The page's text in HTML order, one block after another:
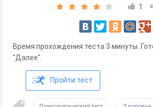
1
Время прохождения теста 3 минуты.
"Далее".
Пройти тест